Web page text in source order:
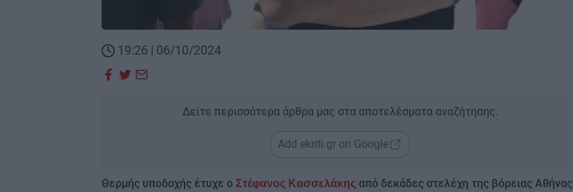
19:26 | 06/10/2024
Δείτε περισσότερα άρθρα μας στα αποτελέσματα αναζήτησης.
Add ekriti.gr on Google
Θερμής υποδοχής έτυχε ο Στέφανος Κασσελάκης από δεκάδες στελέχη της βόρειας Αθήνας